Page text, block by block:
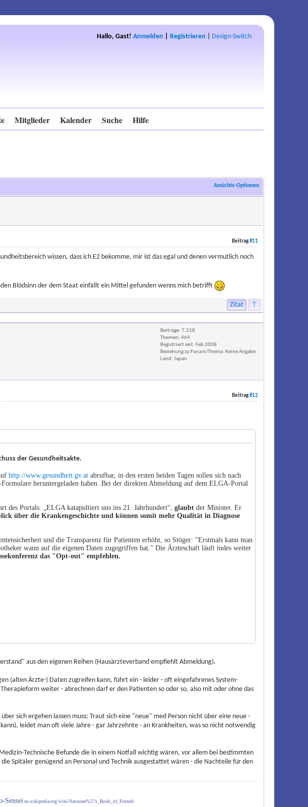
Hallo, Gast! Anmelden Registrieren Design-Switch
Mitglieder Kalender Suche Hilfe
Ansichts-Optionen
Beitrag#11
wissen, dass ich E2 bekomme, mir ist das egal und denen vermutlich noch
Blödsinn der dem Staat einfällt ein Mittel gefunden wenns mich betrifft
Zitat ↑
Beiträge: 7.218
Themen: 464
Registriert seit: Feb 2008
Beziehung zu Forum/Thema: Keine Angabe
Land: Japan
Beitrag#12
der Gesundheitsakte.
http://www.gesundheit.gv.atabrufbar, in den ersten beiden Tagen sollen sich nach
heruntergeladen haben. Bei der direkten Abmeldung auf dem ELGA-Portal
des Portals. „ELGA katapultiert uns ins 21. Jahrhundert“, glaubt der Minister. Er
über die Krankengeschichte und können somit mehr Qualität in Diagnose
und die Transparenz für Patienten erhöht, so Stöger: "Erstmals kann man
wann auf die eigenen Daten zugegriffen hat." Die Ärzteschaft läuft indes weiter
das "Opt-out" empfehlen.
aus den eigenen Reihen (Hausärzteverband empfiehlt Abmeldung).
(alten Ärzte-) Daten zugreifen kann, führt ein - leider - oft eingefahrenes System-
weiter - abrechnen darf er den Patienten so oder so, also mit oder ohne das
sich ergehen lassen muss; Traut sich eine "neue" med Person nicht über eine neue -
leidet man oft viele Jahre - gar Jahrzehnte - an Krankheiten, was so nicht notwendig
Technische Befunde die in einem Notfall wichtig wären, vor allem bei bestimmten
Spitäler genügend an Personal und Technik ausgestattet wären - die Nachteile für den
Senseien.wikipedia.org/wiki/Natsume%27s_Book_of_Friends